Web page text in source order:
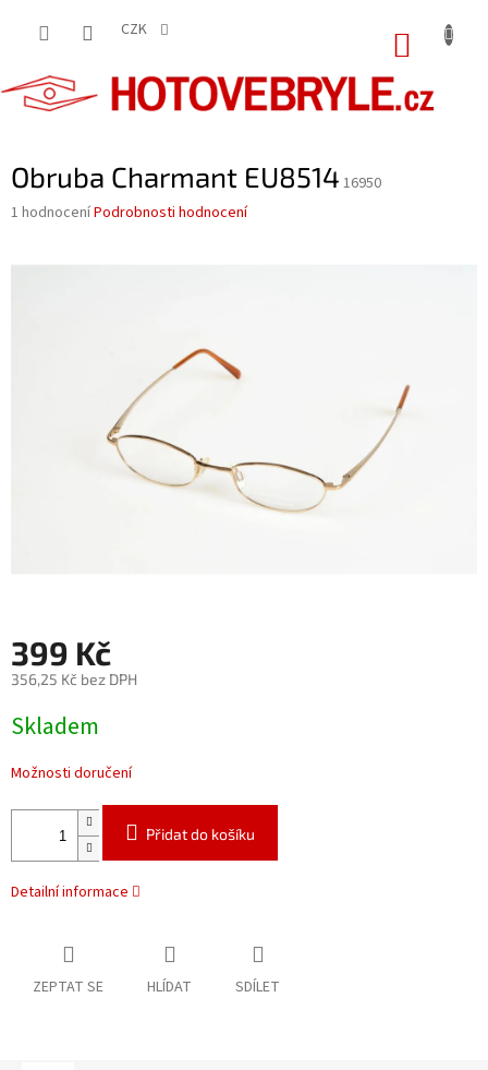
CZK
Obruba Charmant EU8514 16950
Průměrné
1 hodnoceníPodrobnosti hodnocení
399 Kč
356,25 Kč bez DPH
cena:
Skladem
Možnosti doručení
Přidat do košíku
Detailní informace
ZEPTAT SE HLÍDAT SDÍLET